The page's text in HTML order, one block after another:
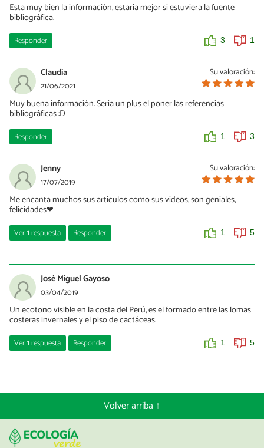
Esta muy bien la información, estaría mejor si estuviera la fuente
bibliográfica.
Responder 3 1
Su valoración:
Claudia
21/06/2021
Muy buena información. Seria un plus el poner las referencias
bibliográficas :D
Responder 1 3
Su valoración:
Jenny
17/07/2019
Me encanta muchos sus artículos como sus videos, son geniales,
felicidades❤
Ver1respuesta Responder 1 5
17/07/2019
Muchisimas gracias Jennifer, es un placer que te gusten y os
sirvan 😊
José Miguel Gayoso
03/04/2019
Un ecotono visible en la costa del Perú, es el formado entre las lomas
costeras invernales y el piso de cactáceas.
Ver1respuesta Responder 1 5
Muchas gracias por su aportación
Volver arriba ↑